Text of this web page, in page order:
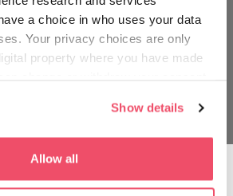
a choice in who uses your data
Your privacy choices are only
property where you have made
also like to:
Show details
Allow all